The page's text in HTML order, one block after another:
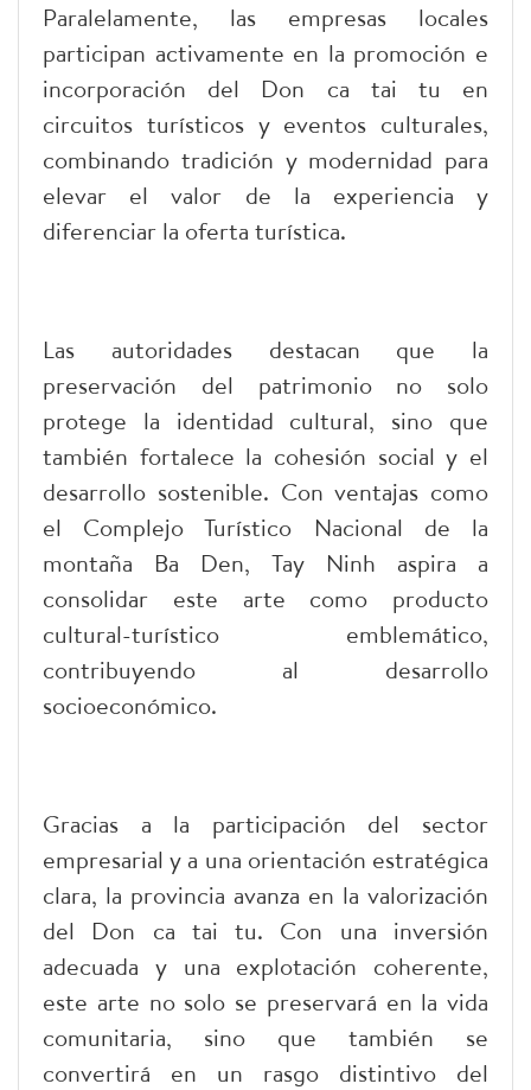
Paralelamente, las empresas locales
participan activamente en la promoción e
incorporación del Don ca tai tu en
circuitos turísticos y eventos culturales,
combinando tradición y modernidad para
elevar el valor de la experiencia y
diferenciar la oferta turística.
Las autoridades destacan que la
preservación del patrimonio no solo
protege la identidad cultural, sino que
también fortalece la cohesión social y el
desarrollo sostenible. Con ventajas como
el Complejo Turístico Nacional de la
montaña Ba Den, Tay Ninh aspira a
consolidar este arte como producto
cultural-turístico emblemático,
contribuyendo al desarrollo
socioeconómico.
Gracias a la participación del sector
empresarial y a una orientación estratégica
clara, la provincia avanza en la valorización
del Don ca tai tu. Con una inversión
adecuada y una explotación coherente,
este arte no solo se preservará en la vida
comunitaria, sino que también se
convertirá en un rasgo distintivo del